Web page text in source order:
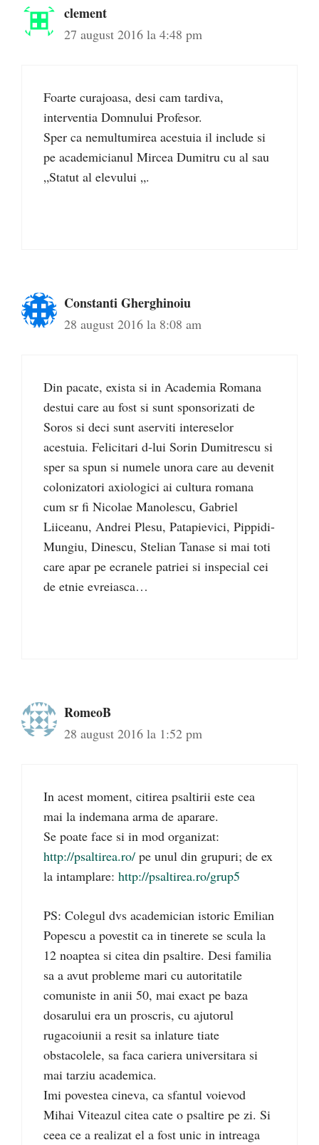
clement
27 august 2016 la 4:48 pm
Foarte curajoasa, desi cam tardiva,
interventia Domnului Profesor.
Sper ca nemultumirea acestuia il include si
pe academicianul Mircea Dumitru cu al sau
„Statut al elevului „.
Constanti Gherghinoiu
28 august 2016 la 8:08 am
Din pacate, exista si in Academia Romana
destui care au fost si sunt sponsorizati de
Soros si deci sunt aserviti intereselor
acestuia. Felicitari d-lui Sorin Dumitrescu si
sper sa spun si numele unora care au devenit
colonizatori axiologici ai cultura romana
cum sr fi Nicolae Manolescu, Gabriel
Liiceanu, Andrei Plesu, Patapievici, Pippidi-
Mungiu, Dinescu, Stelian Tanase si mai toti
care apar pe ecranele patriei si inspecial cei
de etnie evreiasca…
RomeoB
28 august 2016 la 1:52 pm
In acest moment, citirea psaltirii este cea
mai la indemana arma de aparare.
Se poate face si in mod organizat:
http://psaltirea.ro/ pe unul din grupuri; de ex
la intamplare: http://psaltirea.ro/grup5
PS: Colegul dvs academician istoric Emilian
Popescu a povestit ca in tinerete se scula la
12 noaptea si citea din psaltire. Desi familia
sa a avut probleme mari cu autoritatile
comuniste in anii 50, mai exact pe baza
dosarului era un proscris, cu ajutorul
rugacoiunii a resit sa inlature tiate
obstacolele, sa faca cariera universitara si
mai tarziu academica.
Imi povestea cineva, ca sfantul voievod
Mihai Viteazul citea cate o psaltire pe zi. Si
ceea ce a realizat el a fost unic in intreaga